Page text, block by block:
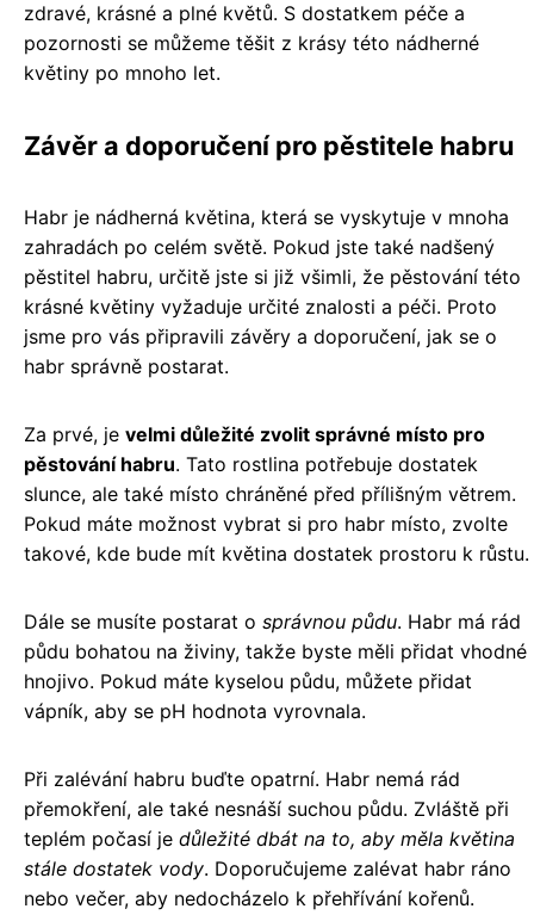
zdravé, krásné a plné květů. S dostatkem péče a
pozornosti se můžeme těšit z krásy této nádherné
květiny po mnoho let.
Závěr a doporučení pro pěstitele habru
Habr je nádherná květina, která se vyskytuje v mnoha
zahradách po celém světě. Pokud jste také nadšený
pěstitel habru, určitě jste si již všimli, že pěstování této
krásné květiny vyžaduje určité znalosti a péči. Proto
jsme pro vás připravili závěry a doporučení, jak se o
habr správně postarat.
Za prvé, je velmi důležité zvolit správné místo pro
pěstování habru. Tato rostlina potřebuje dostatek
slunce, ale také místo chráněné před přílišným větrem.
Pokud máte možnost vybrat si pro habr místo, zvolte
takové, kde bude mít květina dostatek prostoru k růstu.
Dále se musíte postarat o správnou půdu. Habr má rád
půdu bohatou na živiny, takže byste měli přidat vhodné
hnojivo. Pokud máte kyselou půdu, můžete přidat
vápník, aby se pH hodnota vyrovnala.
Při zalévání habru buďte opatrní. Habr nemá rád
přemokření, ale také nesnáší suchou půdu. Zvláště při
teplém počasí je důležité dbát na to, aby měla květina
stále dostatek vody. Doporučujeme zalévat habr ráno
nebo večer, aby nedocházelo k přehřívání kořenů.